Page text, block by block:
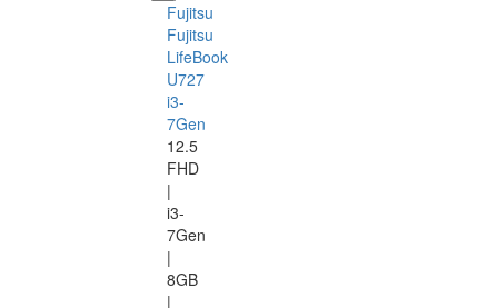
Fujitsu
Fujitsu
LifeBook
U727
i3-
7Gen
12.5
FHD
|
i3-
7Gen
|
8GB
|